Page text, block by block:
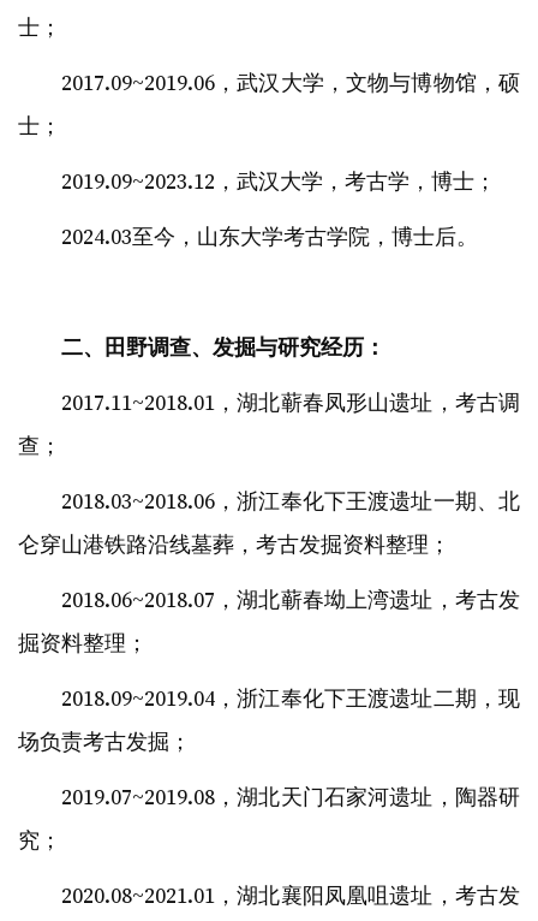
士；
2017.09~2019.06，武汉大学，文物与博物馆，硕
士；
2019.09~2023.12，武汉大学，考古学，博士；
2024.03至今，山东大学考古学院，博士后。
二、田野调查、发掘与研究经历：
2017.11~2018.01，湖北蕲春凤形山遗址，考古调
查；
2018.03~2018.06，浙江奉化下王渡遗址一期、北
仑穿山港铁路沿线墓葬，考古发掘资料整理；
2018.06~2018.07，湖北蕲春坳上湾遗址，考古发
掘资料整理；
2018.09~2019.04，浙江奉化下王渡遗址二期，现
场负责考古发掘；
2019.07~2019.08，湖北天门石家河遗址，陶器研
究；
2020.08~2021.01，湖北襄阳凤凰咀遗址，考古发